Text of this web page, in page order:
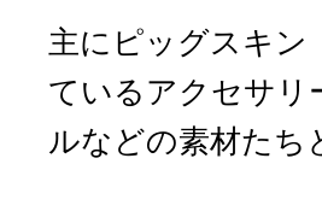
主にピッグスキン
ているアクセサリ
ルなどの素材たち